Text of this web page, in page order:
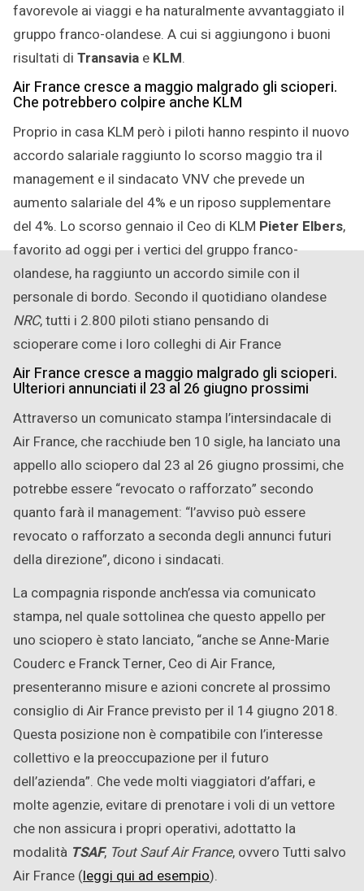
favorevole ai viaggi e ha naturalmente avvantaggiato il
gruppo franco-olandese. A cui si aggiungono i buoni
risultati di Transavia e KLM.
Air France cresce a maggio malgrado gli scioperi.
Che potrebbero colpire anche KLM
Proprio in casa KLM però i piloti hanno respinto il nuovo
accordo salariale raggiunto lo scorso maggio tra il
management e il sindacato VNV che prevede un
aumento salariale del 4% e un riposo supplementare
del 4%. Lo scorso gennaio il Ceo di KLM Pieter Elbers,
favorito ad oggi per i vertici del gruppo franco-
olandese, ha raggiunto un accordo simile con il
personale di bordo. Secondo il quotidiano olandese
NRC, tutti i 2.800 piloti stiano pensando di
scioperare come i loro colleghi di Air France
Air France cresce a maggio malgrado gli scioperi.
Ulteriori annunciati il 23 al 26 giugno prossimi
Attraverso un comunicato stampa l’intersindacale di
Air France, che racchiude ben 10 sigle, ha lanciato una
appello allo sciopero dal 23 al 26 giugno prossimi, che
potrebbe essere “revocato o rafforzato” secondo
quanto farà il management: “l’avviso può essere
revocato o rafforzato a seconda degli annunci futuri
della direzione”, dicono i sindacati.
La compagnia risponde anch’essa via comunicato
stampa, nel quale sottolinea che questo appello per
uno sciopero è stato lanciato, “anche se Anne-Marie
Couderc e Franck Terner, Ceo di Air France,
presenteranno misure e azioni concrete al prossimo
consiglio di Air France previsto per il 14 giugno 2018.
Questa posizione non è compatibile con l’interesse
collettivo e la preoccupazione per il futuro
dell’azienda”. Che vede molti viaggiatori d’affari, e
molte agenzie, evitare di prenotare i voli di un vettore
che non assicura i propri operativi, adottatto la
modalità TSAF, Tout Sauf Air France, ovvero Tutti salvo
Air France (leggi qui ad esempio).